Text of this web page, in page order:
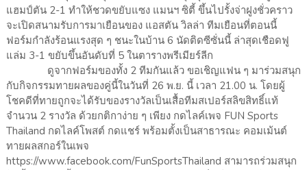
แฮมป์ตัน 2-1 ทำให้ชวดขยับแซง แมนฯ ซิตี้ ขึ้นไปรั้งจ่าฝูงชั่วคราว
จะเปิดสนามรับการมาเยือนของ แอสตัน วิลล่า ทีมเยือนที่ตอนนี้
ฟอร์มกำลังร้อนแรงสุด ๆ ชนะในบ้าน 6 นัดติดซีซั่นนี้ ล่าสุดเชือดฟู
แล่ม 3-1 ขยับขึ้นอันดับที่ 5 ในตารางพรีเมียร์ลีก
ดูจากฟอร์มของทั้ง 2 ทีมกันแล้ว ขอเชิญแฟน ๆ มาร่วมสนุก
กับกิจกรรมทายผลของคู่นี้ในวันที่ 26 พ.ย. นี้ เวลา 21.00 น. โดยผู้
โชคดีที่ทายถูกจะได้รับของรางวัลเป็นเสื้อทีมสเปอร์สลิขสิทธิ์แท้
จำนวน 2 รางวัล ด้วยกติกาง่าย ๆ เพียง กดไลค์เพจ FUN Sports
Thailand กดไลค์โพสต์ กดแชร์ พร้อมตั้งเป็นสาธารณะ คอมเม้นต์
ทายผลสกอร์ในเพจ
https://www.facebook.com/FunSportsThailand สามารถร่วมสนุก